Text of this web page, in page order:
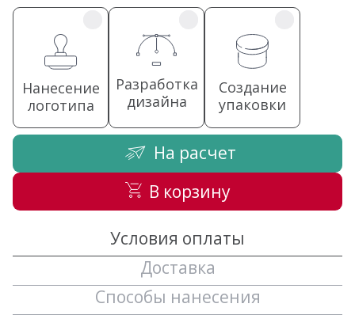
Нанесение
логотипа
Разработка
дизайна
Создание
упаковки
На расчет
В корзину
Условия оплаты
Доставка
Способы нанесения